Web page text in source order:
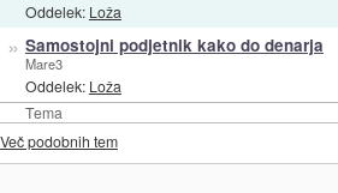
Tema
Oddelek: Loža
» Samostojni podjetnik kako do denarja
Mare3
Oddelek: Loža
Več podobnih tem